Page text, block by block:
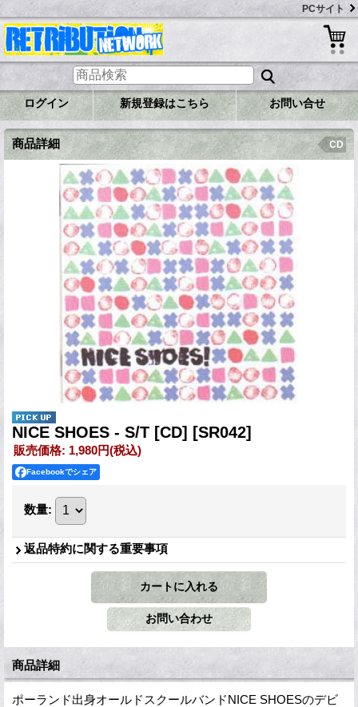
PCサイト
ログイン 新規登録はこちら お問い合せ
商品詳細 CD
NICE SHOES - S/T [CD] [SR042]
販売価格: 1,980円(税込)
Facebookでシェア
数量:
返品特約に関する重要事項
商品詳細
ポーランド出身オールドスクールバンドNICE SHOESのデビ